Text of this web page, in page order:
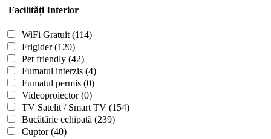
Facilități Interior
WiFi Gratuit (114)
Frigider(120)
Pet friendly (42)
Fumatul interzis (4)
Fumatul permis (0)
Videoproiector(0)
TV Satelit / Smart TV (154)
Bucătărie echipată (239)
Cuptor(40)